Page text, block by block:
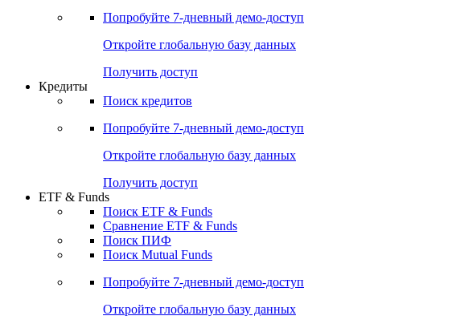
Попробуйте 7-дневный демо-доступ
Откройте глобальную базу данных
Получить доступ
Кредиты
Поиск кредитов
Попробуйте 7-дневный демо-доступ
Откройте глобальную базу данных
Получить доступ
ETF & Funds
Поиск ETF & Funds
Сравнение ETF & Funds
Поиск ПИФ
Поиск Mutual Funds
Попробуйте 7-дневный демо-доступ
Откройте глобальную базу данных